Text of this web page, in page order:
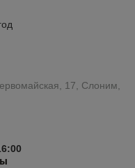
17, Слоним,